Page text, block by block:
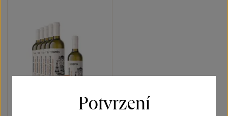
Potvrzení